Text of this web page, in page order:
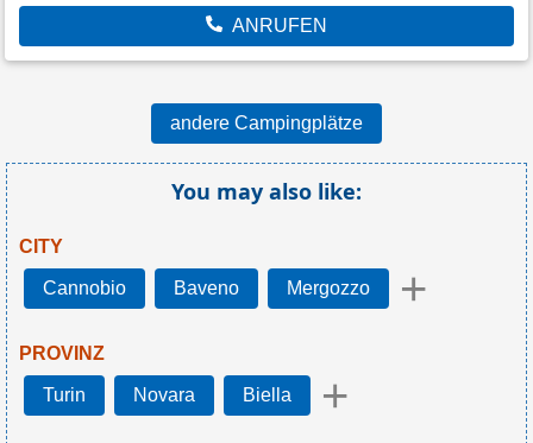
ANRUFEN
andere Campingplätze
You may also like:
CITY
Cannobio Baveno Mergozzo +
PROVINZ
Turin Novara Biella +